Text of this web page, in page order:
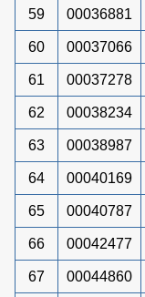
59 00036881
60 00037066
61 00037278
62 00038234
63 00038987
64 00040169
65 00040787
66 00042477
67 00044860